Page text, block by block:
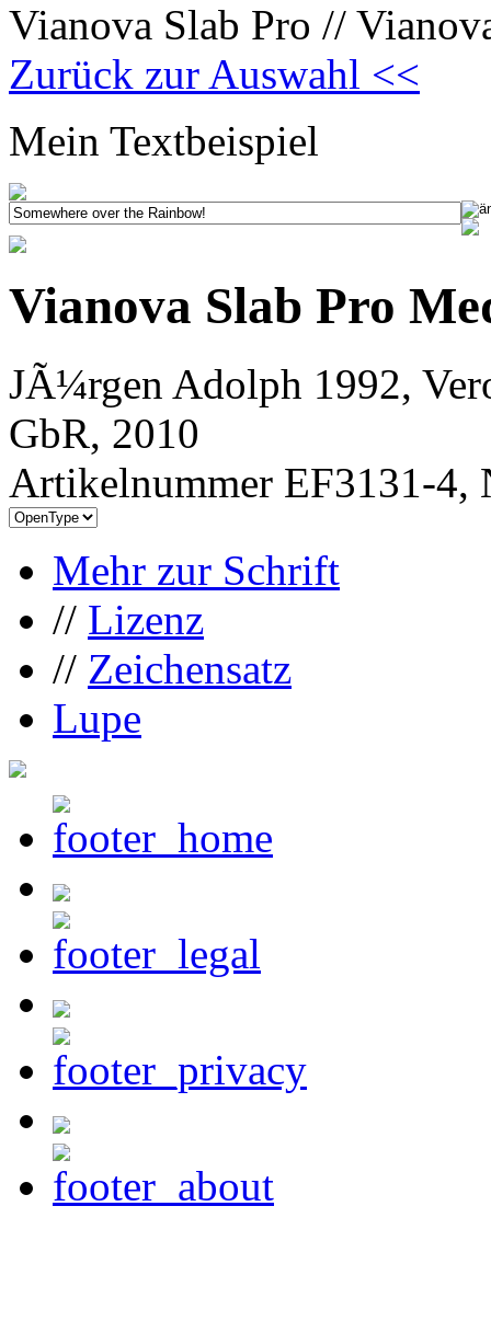
Vianova Slab Pro //
Zurück zur Auswahl <<
Mein Textbeispiel
Vianova Slab Pro
JÃ¼rgen Adolph 1992,
GbR, 2010
Artikelnummer EF3131-4,
Mehr zur Schrift
// Lizenz
// Zeichensatz
Lupe